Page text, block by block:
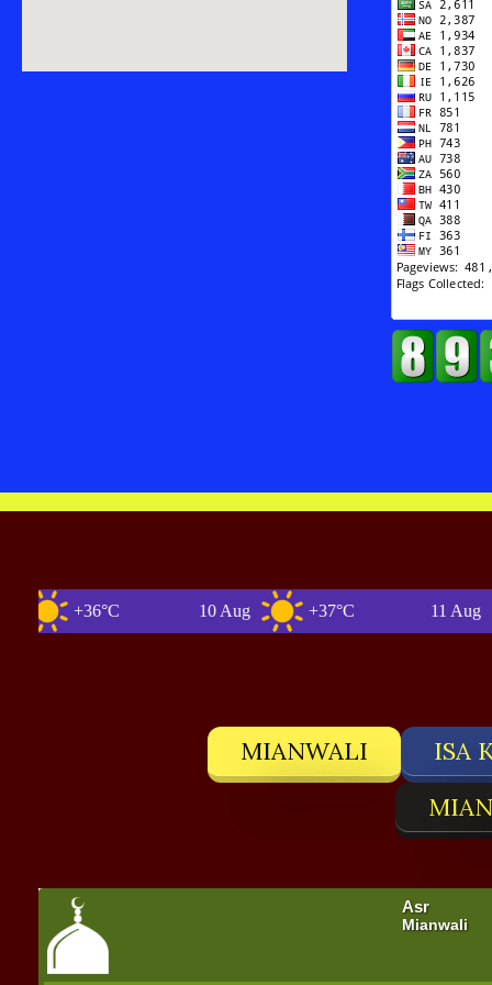
Music
Legacy
+36°C 10 Aug +37°C 11 Aug
MIANWALI ISA